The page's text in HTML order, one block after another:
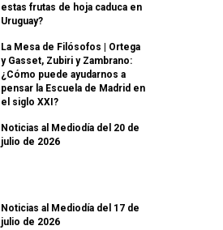
estas frutas de hoja caduca en
Uruguay?
La Mesa de Filósofos | Ortega
y Gasset, Zubiri y Zambrano:
¿Cómo puede ayudarnos a
pensar la Escuela de Madrid en
el siglo XXI?
Noticias al Mediodía del 20 de
julio de 2026
Noticias al Mediodía del 17 de
julio de 2026